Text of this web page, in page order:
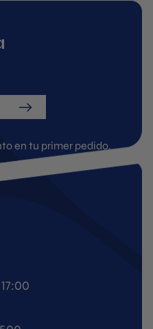
en tu primer pedido.